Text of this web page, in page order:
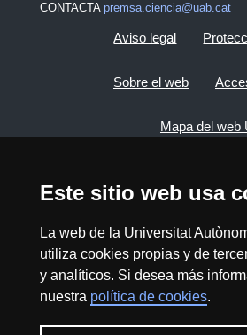
Este sitio web usa
La web de la Universitat
utiliza cookies propias y de
y analíticos. Si desea más
nuestra política de cookies.
CONTACTA premsa.ciencia@uab.cat
Aviso legal
Sobre el web
Mapa del web
2026 Divulga UAB - Commons
No Comercial (CC BY NC) -
View low-bandwidth version